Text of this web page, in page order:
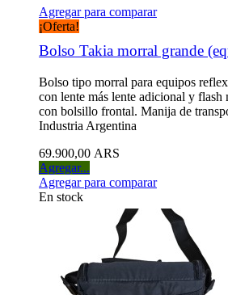
Agregar para comparar
¡Oferta!
Bolso Takia morral grande
Bolso tipo morral para equipos
con lente más lente adicional y
con bolsillo frontal. Manija de
Industria Argentina
69.900,00 ARS
Agregar...
Agregar para comparar
En stock